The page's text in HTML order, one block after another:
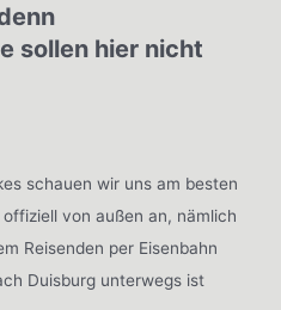
sollen hier nicht
schauen wir uns am besten
von außen an, nämlich
Reisenden per Eisenbahn
Duisburg unterwegs ist